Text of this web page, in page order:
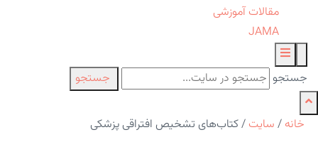
مقالات آموزشی
JAMA
جستجو جستجو
خانه / سایت /کتاب‌های تشخیص افتراقی پزشکی